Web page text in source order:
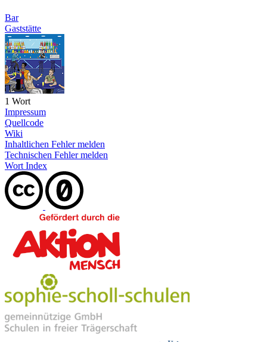
Bar
Gaststätte
1 Wort
Impressum
Quellcode
Wiki
Inhaltlichen Fehler melden
Technischen Fehler melden
Wort Index